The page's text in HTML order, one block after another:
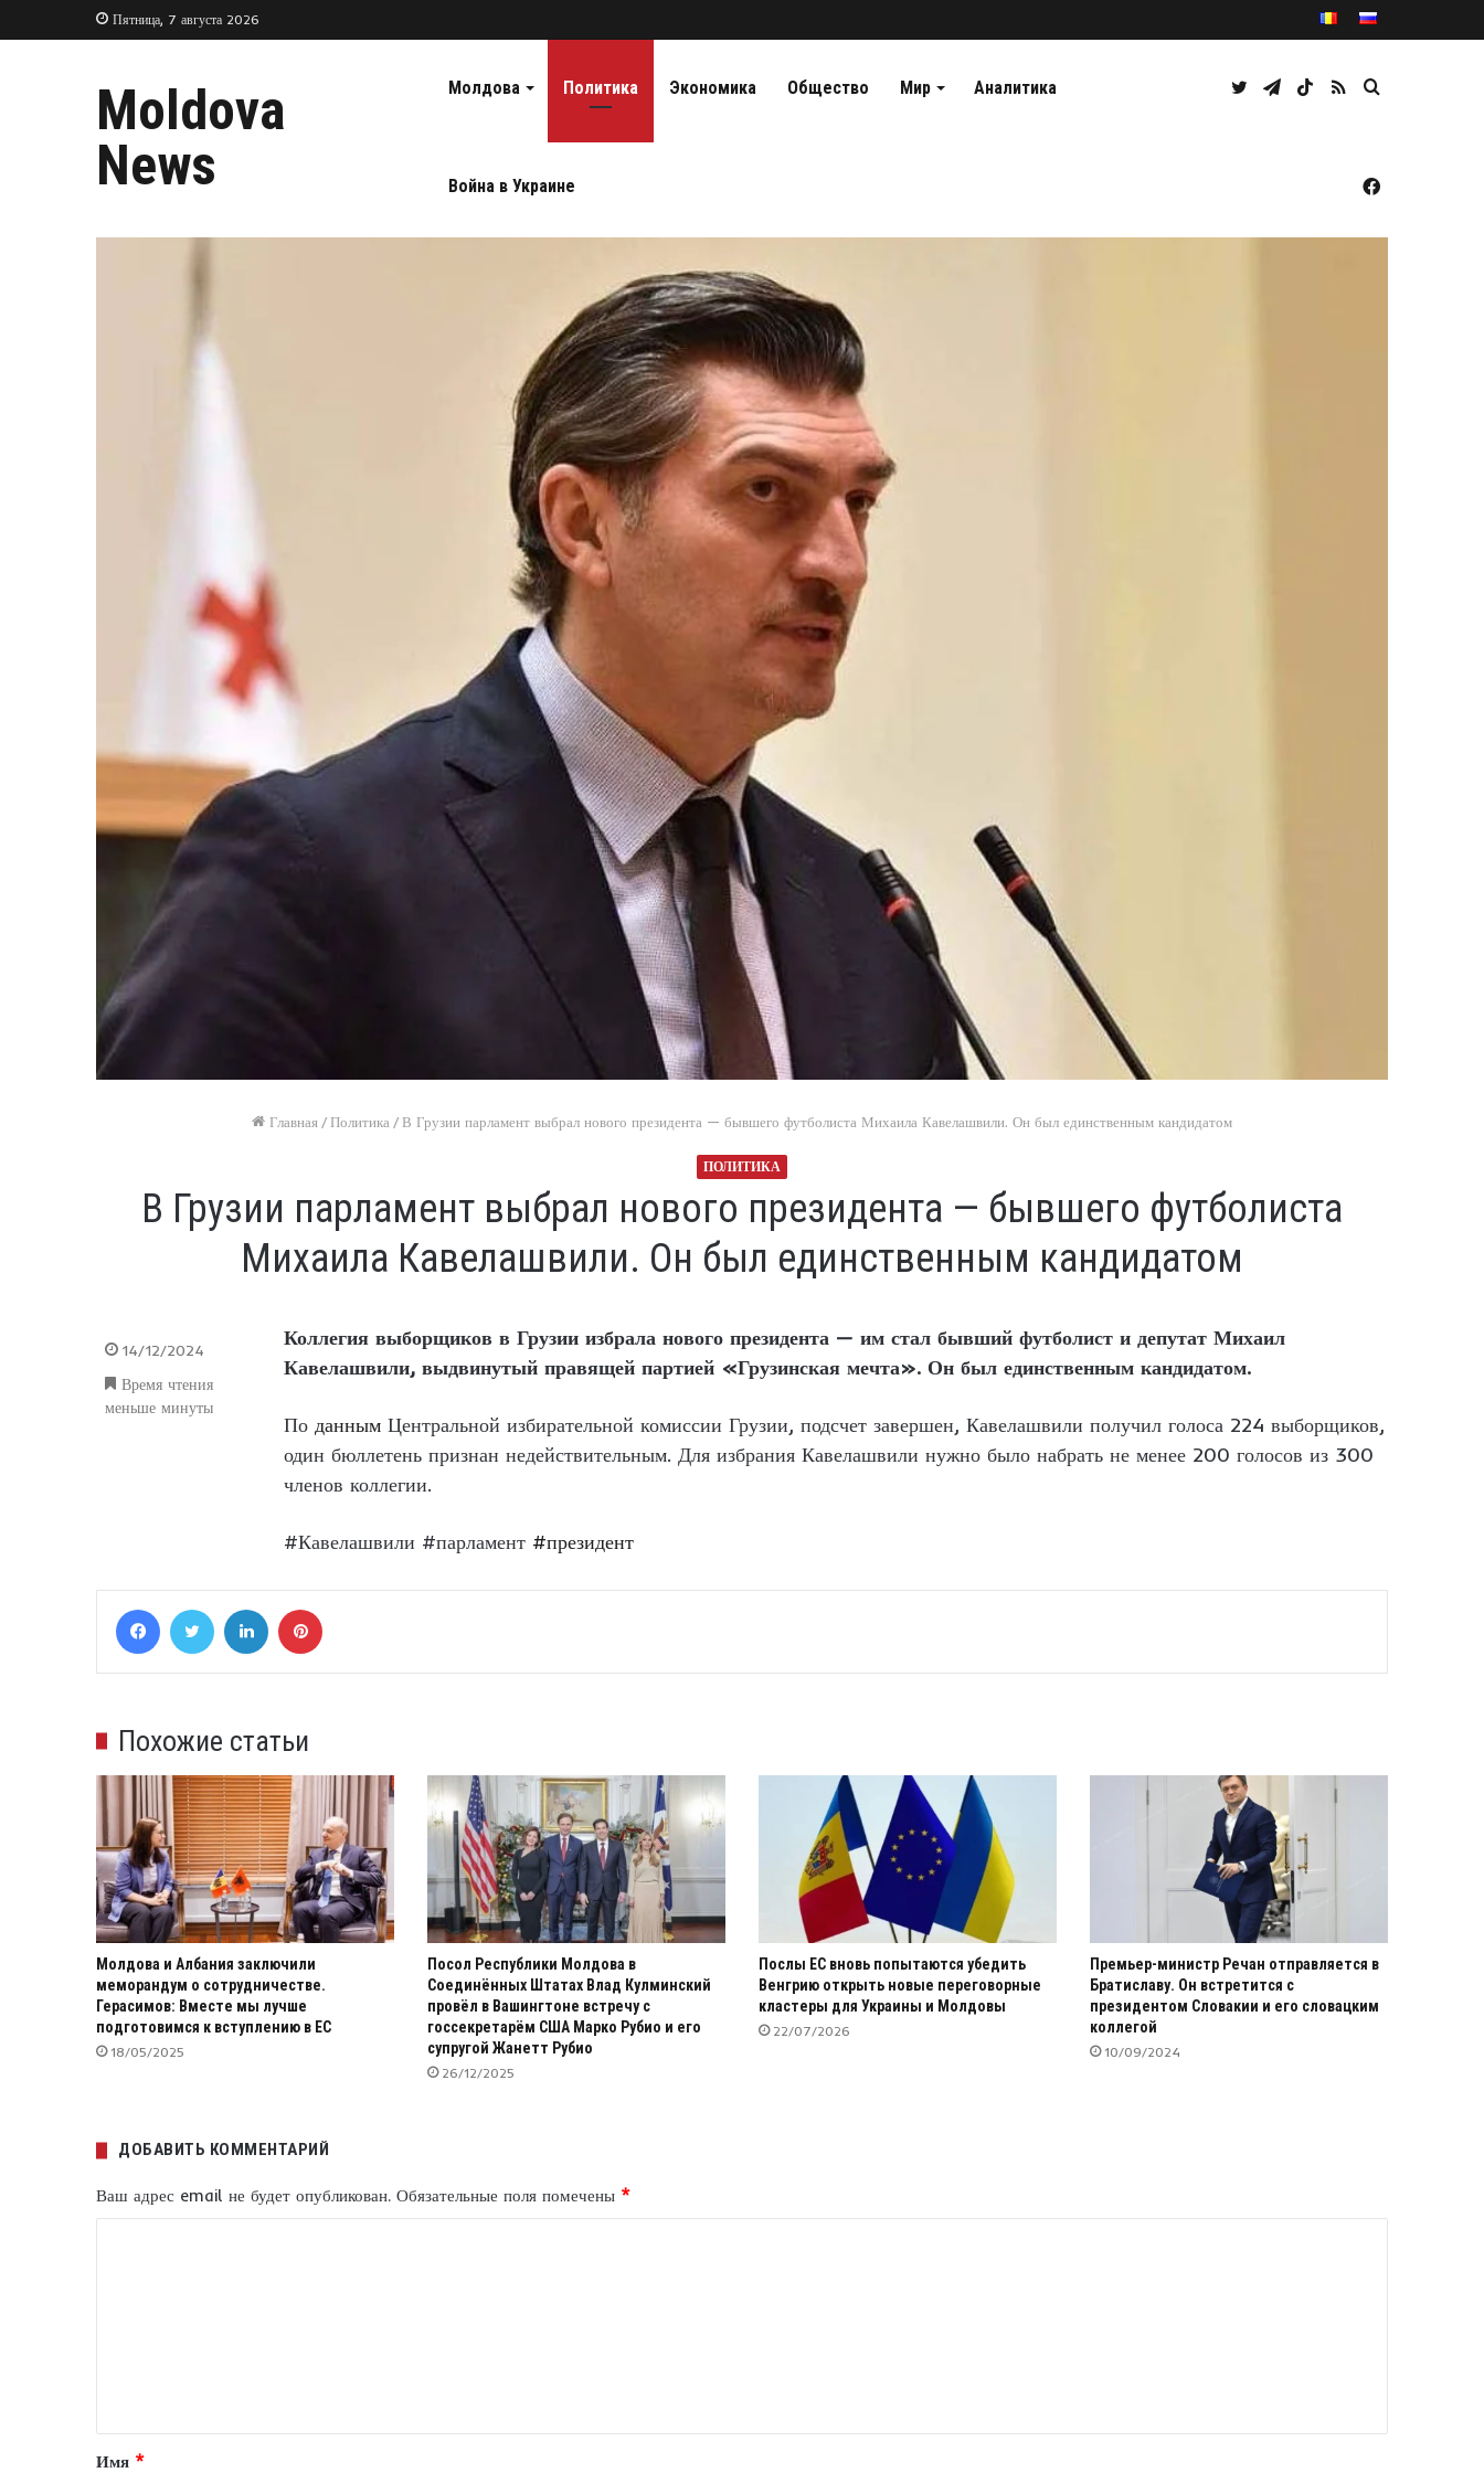
Пятница, 7 августа 2026
Moldova
News
Молдова Политика Экономика Общество Мир Аналитика
Война в Украине
Caută
RSS
TikTok
Telegram
Twitter
Facebook
Главная /Политика /В Грузии парламент выбрал нового президента — бывшего футболиста Михаила Кавелашвили. Он был единственным кандидатом
ПОЛИТИКА
В Грузии парламент выбрал нового президента — бывшего футболиста
Михаила Кавелашвили. Он был единственным кандидатом
Коллегия выборщиков в Грузии избрала нового президента — им стал бывший футболист и депутат Михаил
Кавелашвили, выдвинутый правящей партией «Грузинская мечта». Он был единственным кандидатом.
По данным Центральной избирательной комиссии Грузии, подсчет завершен, Кавелашвили получил голоса 224 выборщиков,
один бюллетень признан недействительным. Для избрания Кавелашвили нужно было набрать не менее 200 голосов из 300
членов коллегии.
#Кавелашвили #парламент #президент
14/12/2024
Время чтения
меньше минуты
FacebookTwitter LinkedIn
Похожие статьи
Молдова и Албания заключили
меморандум о сотрудничестве.
Герасимов: Вместе мы лучше
подготовимся к вступлению в ЕС
18/05/2025
Посол Республики Молдова в
Соединённых Штатах Влад Кулминский
провёл в Вашингтоне встречу с
госсекретарём США Марко Рубио и его
супругой Жанетт Рубио
26/12/2025
Послы ЕС вновь попытаются убедить
Венгрию открыть новые переговорные
кластеры для Украины и Молдовы
22/07/2026
Премьер-министр Речан отправляется в
Братиславу. Он встретится с
президентом Словакии и его словацким
коллегой
10/09/2024
ДОБАВИТЬ КОММЕНТАРИЙ
Ваш адрес email не будет опубликован. Обязательные поля помечены *
т
а
Имя *